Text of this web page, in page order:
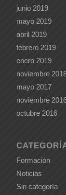
junio 2019
mayo 2019
abril 2019
febrero 2019
enero 2019
noviembre
mayo 2017
noviembre
octubre 2016
Formación
Noticias
Sin categoría